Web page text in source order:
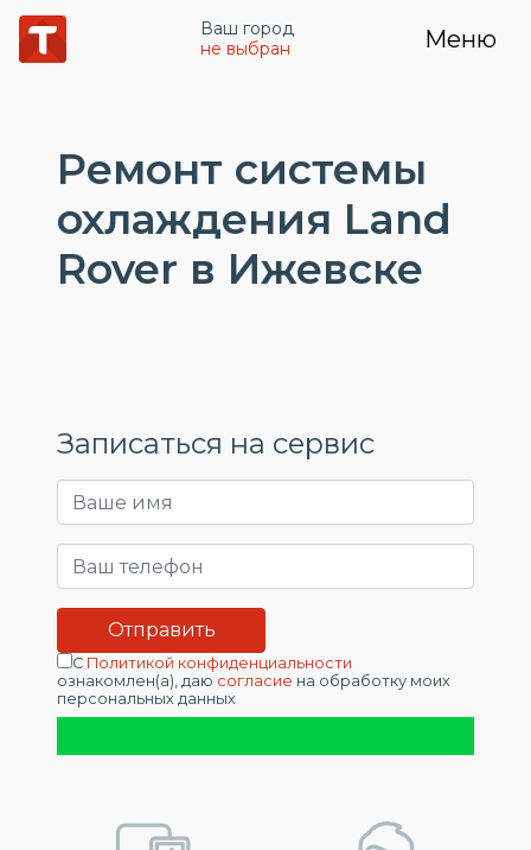
Ваш город
не выбран
Меню
Ремонт системы
охлаждения Land
Rover в Ижевске
Записаться на сервис
С Политикой конфиденциальности
ознакомлен(а), даю согласие на обработку моих
персональных данных